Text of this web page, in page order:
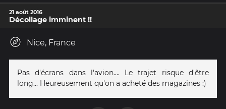
21 août 2016
Décollage imminent !!
Nice, France
Pas d'écrans dans l'avion.... Le trajet risque d'être
long... Heureusement qu'on a acheté des magazines :)